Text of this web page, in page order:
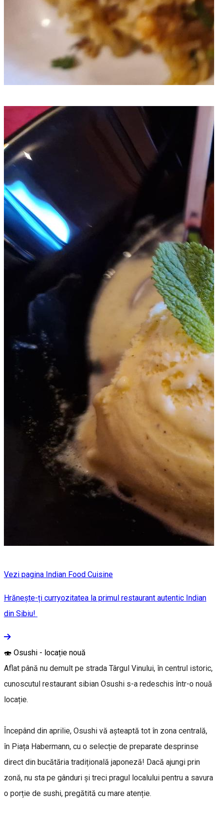
Vezi pagina Indian Food Cuisine
Hrănește-ți curryozitatea la primul restaurant autentic Indian
din Sibiu!
🍣 Osushi - locație nouă
Aflat până nu demult pe strada Târgul Vinului, în centrul istoric,
cunoscutul restaurant sibian Osushi s-a redeschis într-o nouă
locație.
Începând din aprilie, Osushi vă așteaptă tot în zona centrală,
în Piața Habermann, cu o selecție de preparate desprinse
direct din bucătăria tradițională japoneză! Dacă ajungi prin
zonă, nu sta pe gânduri și treci pragul localului pentru a savura
o porție de sushi, pregătită cu mare atenție.